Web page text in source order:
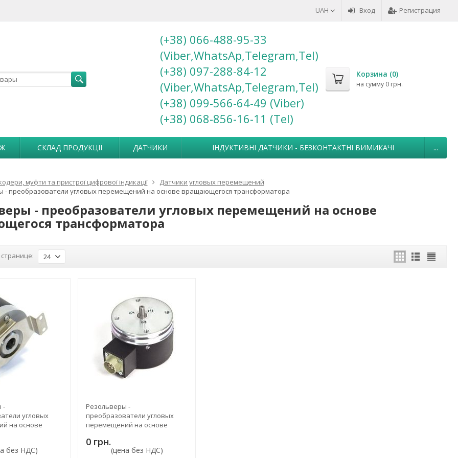
UAH Вход Регистрация
(+38) 066-488-95-33
(Viber,WhatsAp,Telegram,Tel)
(+38) 097-288-84-12
(Viber,WhatsAp,Telegram,Tel)
(+38) 099-566-64-49 (Viber)
(+38) 068-856-16-11 (Теl)
Корзина (0)
на сумму 0 грн.
СКЛАД ПРОДУКЦІЇ ДАТЧИКИ ІНДУКТИВНІ ДАТЧИКИ - БЕЗКОНТАКТНІ ВИМИКАЧІ ...
муфти та пристрої цифрової індикації
Датчики угловых перемещений
- преобразователи угловых перемещений на основе вращающегося трансформатора
- преобразователи угловых перемещений на основе
трансформатора
24
-
угловых
на основе
ЛИР-ДР250А
без НДС)
Резольверы -
преобразователи угловых
перемещений на основе
трансформатора ЛИР-ДР158А
0 грн.
(цена без НДС)